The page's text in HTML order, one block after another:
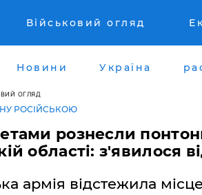
Військовий огляд
Новини Україна
ОГЛЯД
РОСІЙСЬКОЮ
рознесли
області: з'явилося
армія відстежила